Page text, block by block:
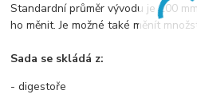
Standardní průměr vývodu je 200
ho měnit. Je možné také měnít
Sada se skládá z:
- digestoře